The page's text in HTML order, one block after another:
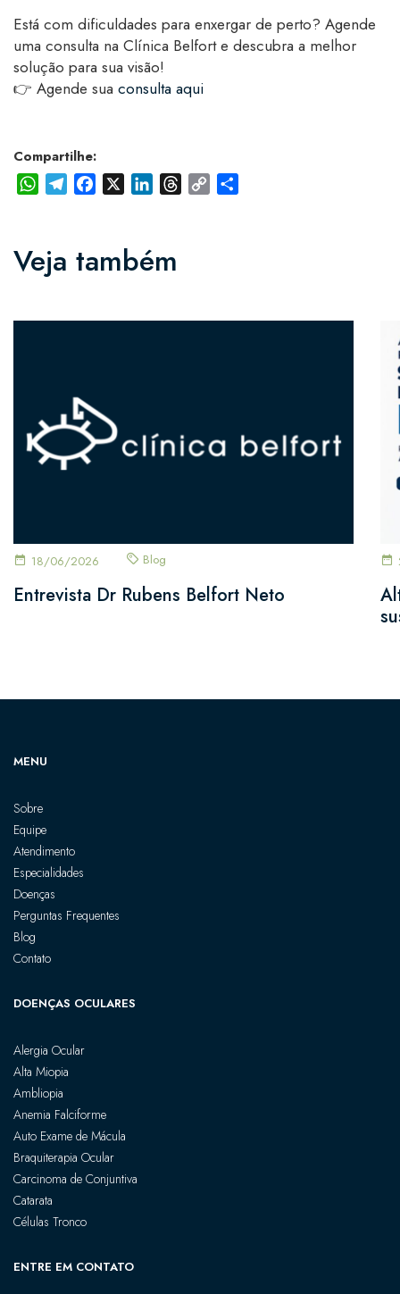
Está com dificuldades para enxergar de perto? Agende
uma consulta na Clínica Belfort e descubra a melhor
solução para sua visão!
👉 Agende sua consulta aqui
Compartilhe:
WhatsAppTelegramFacebook LinkedInThreadsCopy
Veja também
18/06/2026 Blog
Entrevista Dr Rubens Belfort Neto
MENU
Sobre
Equipe
Atendimento
Especialidades
Doenças
Perguntas Frequentes
Blog
Contato
DOENÇAS OCULARES
Alergia Ocular
Alta Miopia
Ambliopia
Anemia Falciforme
Auto Exame de Mácula
Braquiterapia Ocular
Carcinoma de Conjuntiva
Catarata
Células Tronco
ENTRE EM CONTATO